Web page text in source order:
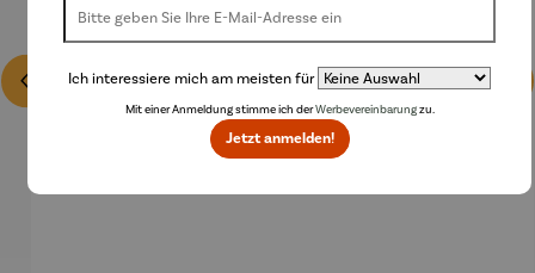
Ich interessiere mich am meisten für
Mit einer Anmeldung stimme ich derWerbevereinbarungzu.
Jetzt anmelden!